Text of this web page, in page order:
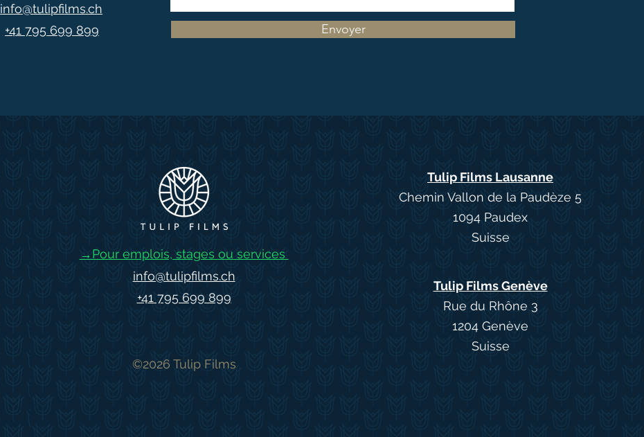
info@tulipfilms.ch
+41 795 699 899
Envoyer
→Pour emplois, stages ou services
info@tulipfilms.ch
+41 795 699 899
©2026 Tulip Films
Tulip Films Lausanne
Chemin Vallon de la Paudèze 5
1094 Paudex
Suisse
Tulip Films Genève
Rue du Rhône 3
1204 Genève
Suisse